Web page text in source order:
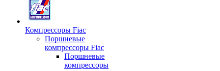
Компрессоры Fiac
Поршневые
компрессоры Fiac
Поршневые
компрессоры